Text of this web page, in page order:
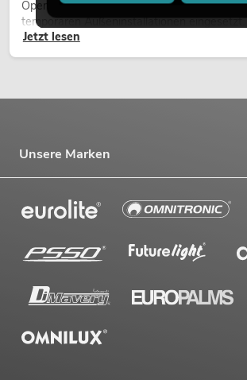
Open-Air-Konzerten,
temporären Außeninstallationen eingesetzt.
Jetzt lesen
Unsere Marken